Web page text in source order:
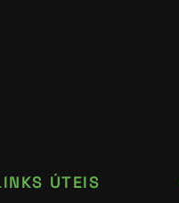
ÚTEIS